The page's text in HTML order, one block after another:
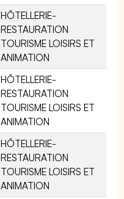
HÔTELLERIE-
RESTAURATION
TOURISME LOISIRS ET
ANIMATION
HÔTELLERIE-
RESTAURATION
TOURISME LOISIRS ET
ANIMATION
HÔTELLERIE-
RESTAURATION
TOURISME LOISIRS ET
ANIMATION